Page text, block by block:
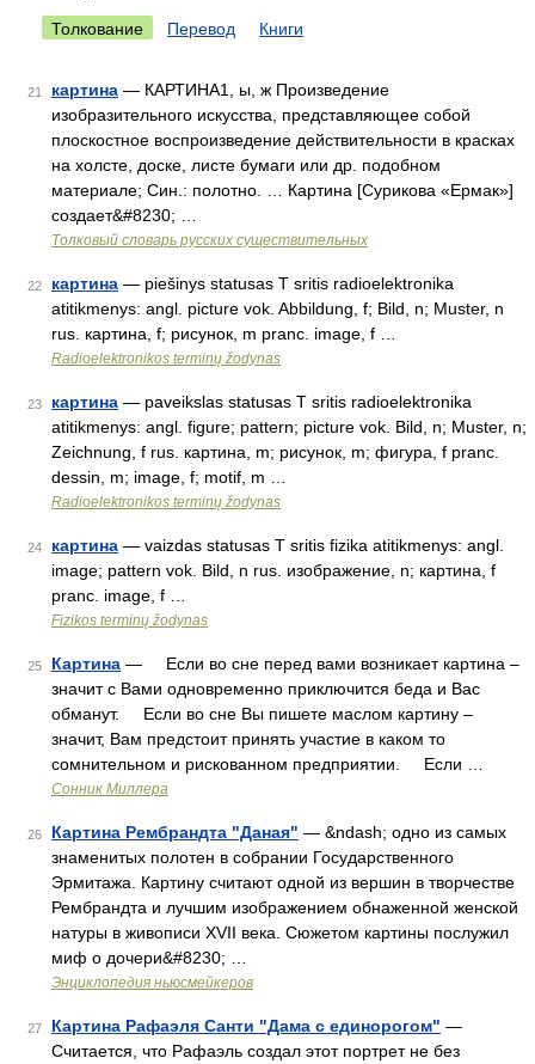
Толкование Перевод Книги
21 картина — КАРТИНА1, ы, ж Произведение
изобразительного искусства, представляющее собой
плоскостное воспроизведение действительности в красках
на холсте, доске, листе бумаги или др. подобном
материале; Син.: полотно. … Картина [Сурикова «Ермак»]
создает&#8230; …
Толковый словарь русских существительных
22 картина — piešinys statusas T sritis radioelektronika
atitikmenys: angl. picture vok. Abbildung, f; Bild, n; Muster, n
rus. картина, f; рисунок, m pranc. image, f …
Radioelektronikos terminų žodynas
23 картина — paveikslas statusas T sritis radioelektronika
atitikmenys: angl. figure; pattern; picture vok. Bild, n; Muster, n;
Zeichnung, f rus. картина, m; рисунок, m; фигура, f pranc.
dessin, m; image, f; motif, m …
Radioelektronikos terminų žodynas
24 картина — vaizdas statusas T sritis fizika atitikmenys: angl.
image; pattern vok. Bild, n rus. изображение, n; картина, f
pranc. image, f …
Fizikos terminų žodynas
25 Картина — Если во сне перед вами возникает картина –
значит с Вами одновременно приключится беда и Вас
обманут. Если во сне Вы пишете маслом картину –
значит, Вам предстоит принять участие в каком то
сомнительном и рискованном предприятии. Если …
Сонник Миллера
26 Картина Рембрандта "Даная" — &ndash; одно из самых
знаменитых полотен в собрании Государственного
Эрмитажа. Картину считают одной из вершин в творчестве
Рембрандта и лучшим изображением обнаженной женской
натуры в живописи XVII века. Сюжетом картины послужил
миф о дочери&#8230; …
Энциклопедия ньюсмейкеров
27 Картина Рафаэля Санти "Дама с единорогом" —
Считается, что Рафаэль создал этот портрет не без